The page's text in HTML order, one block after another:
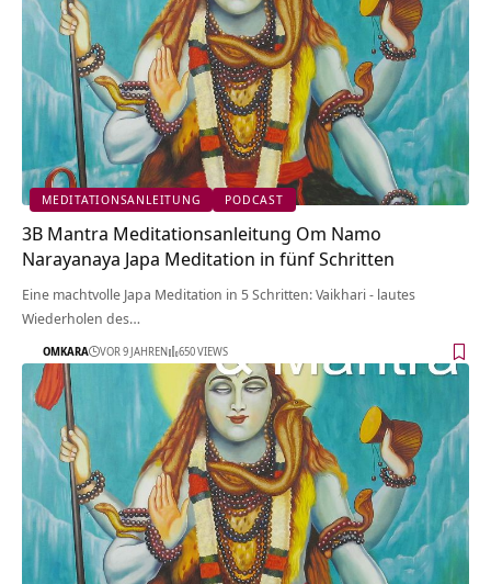
MEDITATIONSANLEITUNG PODCAST
3B Mantra Meditationsanleitung Om Namo
Narayanaya Japa Meditation in fünf Schritten
Eine machtvolle Japa Meditation in 5 Schritten: Vaikhari - lautes
Wiederholen des…
OMKARA VOR 9 JAHREN 650 VIEWS